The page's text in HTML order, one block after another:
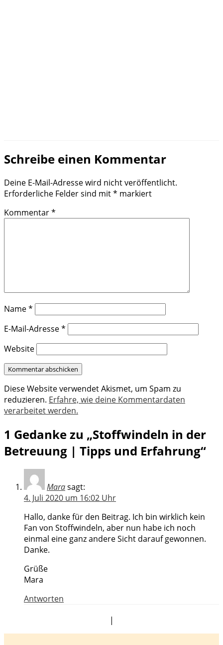
Schreibe einen Kommentar
Deine E-Mail-Adresse wird nicht veröffentlicht.
Erforderliche Felder sind mit* markiert
Kommentar*
Name*
E-Mail-Adresse*
Website
Diese Website verwendet Akismet, um Spam zu
reduzieren. Erfahre, wie deine Kommentardaten
verarbeitet werden.
1 Gedanke zu „Stoffwindeln in der
Betreuung | Tipps und Erfahrung“
Marasagt:
4. Juli 2020 um 16:02 Uhr
Hallo, danke für den Beitrag. Ich bin wirklich kein
Fan von Stoffwindeln, aber nun habe ich noch
einmal eine ganz andere Sicht darauf gewonnen.
Danke.
Grüße
Mara
Antworten
|